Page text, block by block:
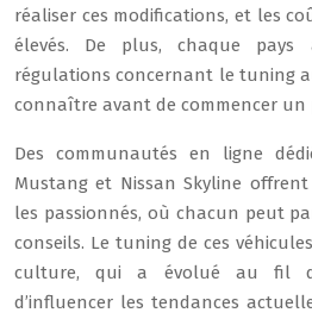
réaliser ces modifications, et les
élevés. De plus, chaque
régulations concernant le tuning
connaître avant de commencer un
Des communautés en ligne
Mustang et Nissan Skyline
les passionnés, où chacun peut
conseils. Le tuning de ces
culture, qui a évolué au fil
d’influencer les tendances